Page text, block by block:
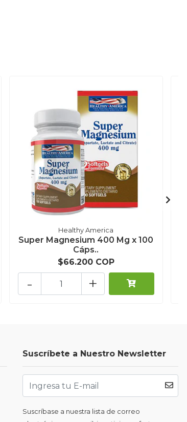
Healthy America
Super Magnesium 400 Mg x 100
Cáps..
$66.200 COP
+
-
Suscríbete a Nuestro Newsletter
Suscríbase a nuestra lista de correo